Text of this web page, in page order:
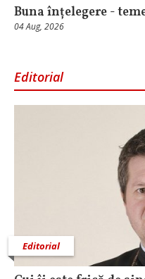
Buna înțelegere -
04 Aug, 2026
Editorial
Editorial